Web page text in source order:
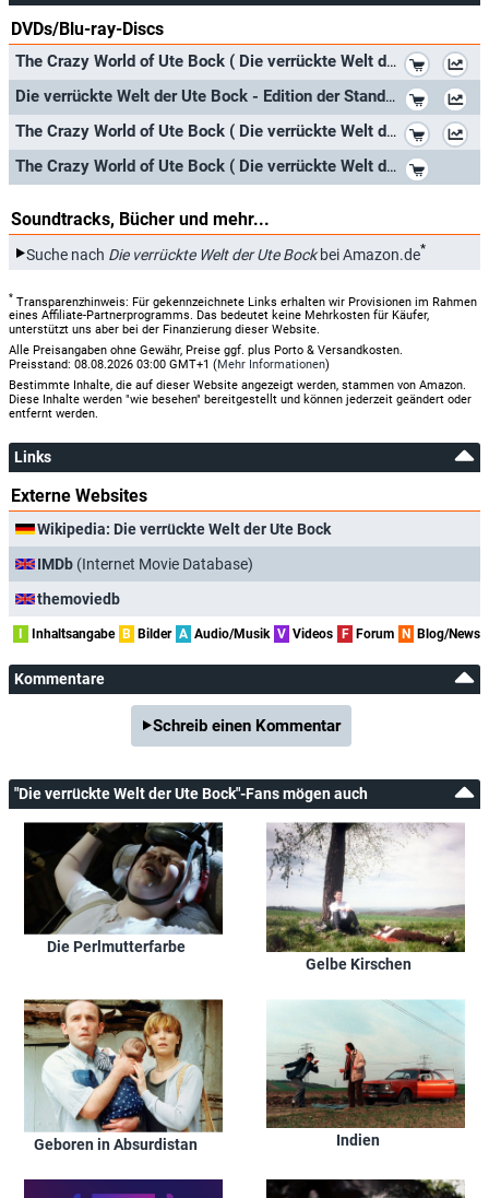
DVDs/Blu-ray-Discs
The Crazy World of Ute Bock ( Die verrückte Welt der Ute Bock )
Die verrückte Welt der Ute Bock - Edition der Standard
The Crazy World of Ute Bock ( Die verrückte Welt der Ute Bock ) [ NON-USA FORMAT, PAL, Reg.0 Import - Germany ] by Ute Bock
The Crazy World of Ute Bock ( Die verrückte Welt der Ute Bock ) [ NON-USA FORMAT, PAL, Reg.0 Import - Germany ]
Soundtracks, Bücher und mehr...
Suche nach Die verrückte Welt der Ute Bockbei Amazon.de*
* Transparenzhinweis: Für gekennzeichnete Links erhalten wir Provisionen im Rahmen
eines Affiliate-Partnerprogramms. Das bedeutet keine Mehrkosten für Käufer,
unterstützt uns aber bei der Finanzierung dieser Website.
Alle Preisangaben ohne Gewähr, Preise ggf. plus Porto & Versandkosten.
Preisstand: 08.08.2026 03:00 GMT+1 (Mehr Informationen)
Bestimmte Inhalte, die auf dieser Website angezeigt werden, stammen von Amazon.
Diese Inhalte werden "wie besehen" bereitgestellt und können jederzeit geändert oder
entfernt werden.
Links
Externe Websites
Wikipedia: Die verrückte Welt der Ute Bock
IMDb (Internet Movie Database)
themoviedb
Inhaltsangabe B Bilder A Audio/Musik V Videos F Forum N Blog/News
Kommentare
Schreib einen Kommentar
"Die verrückte Welt der Ute Bock"-Fans mögen auch
Die Perlmutterfarbe
Gelbe Kirschen
Geboren in Absurdistan Indien